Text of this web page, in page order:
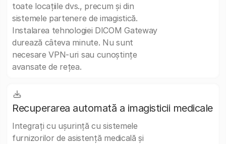
toate locațiile dvs., precum și din
sistemele partenere de imagistică.
Instalarea tehnologiei DICOM Gateway
durează câteva minute. Nu sunt
necesare VPN-uri sau cunoștințe
avansate de rețea.
Recuperarea automată a imagisticii medicale
Integrați cu ușurință cu sistemele
furnizorilor de asistență medicală și